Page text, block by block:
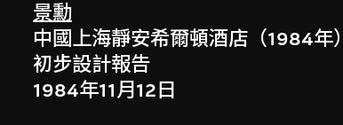
景勳
中國上海靜安希爾頓酒店（1984年）
初步設計報告
1984年11月12日